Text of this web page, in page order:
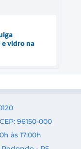
e vidro na
96150-000
às 17:00h